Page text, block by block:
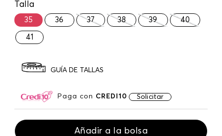
Talla
35 36 37 38 39 40
41
GUÍA DE TALLAS
Paga con CREDI10 Solicitar
Añadir a la bolsa